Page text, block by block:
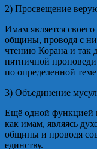
2) Просвещение
Имам является
общины, проводя с
чтению Корана и так
пятничной
по определенной
3) Объединение
Ещё одной функцией
как имам, являясь
общины и проводя
единству.